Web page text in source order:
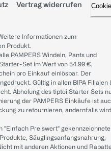
Vertrag widerrufen
Informationen zum
Produkt.
PAMPERS Windeln, Pants und
Set im Wert von 54.99 €,
pro Einkauf einlösbar. Der
Gültig in allen BIPA Filialen
Abholung des tiptoi Starter Sets
der PAMPERS Einkäufe ist
zu retournieren, andernfalls wird
"Einfach Preiswert" gekennzeichnete
Säuglingsanfangsnahrung,
mit anderen Aktionen und